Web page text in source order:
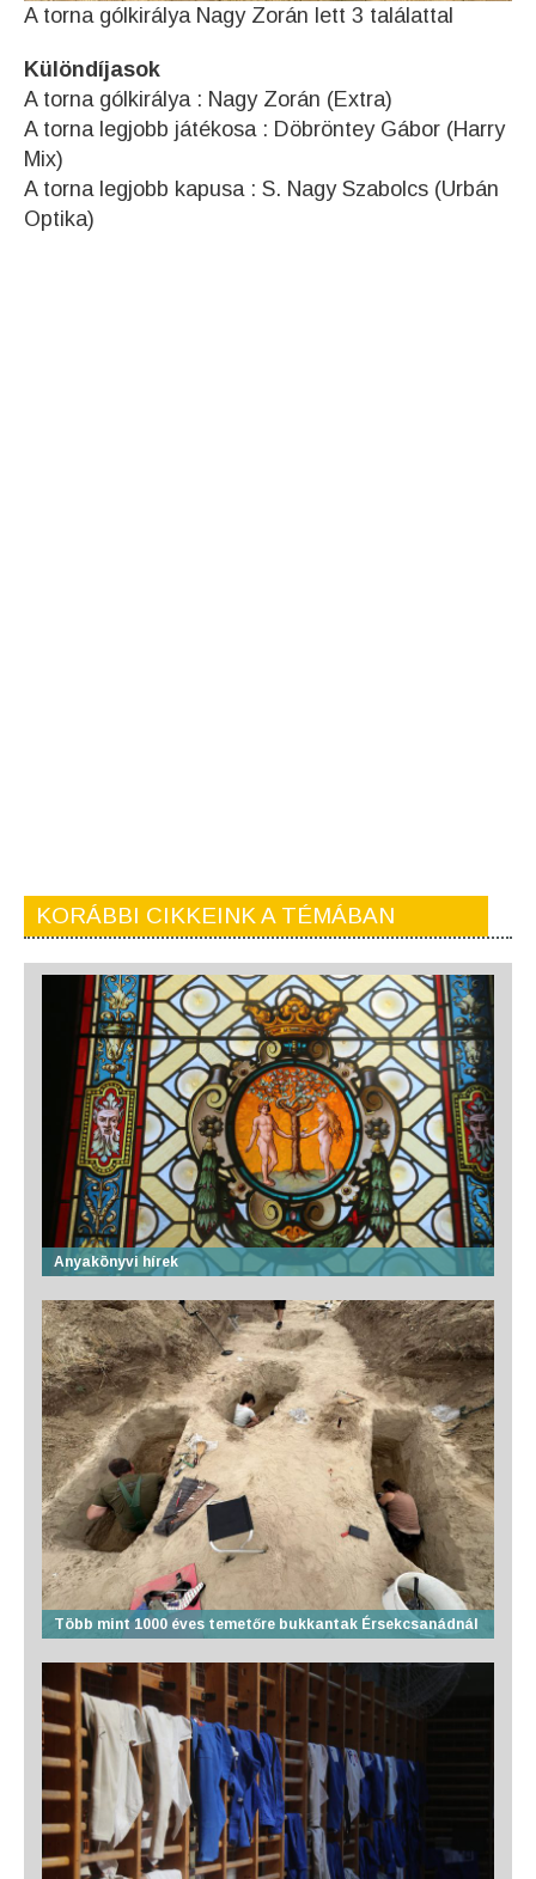
A torna gólkirálya Nagy Zorán lett 3 találattal
Különdíjasok
A torna gólkirálya : Nagy Zorán (Extra)
A torna legjobb játékosa : Döbröntey Gábor (Harry
Mix)
A torna legjobb kapusa : S. Nagy Szabolcs (Urbán
Optika)
KORÁBBI CIKKEINK A TÉMÁBAN
Anyakönyvi hírek
Több mint 1000 éves temetőre bukkantak Érsekcsanádnál